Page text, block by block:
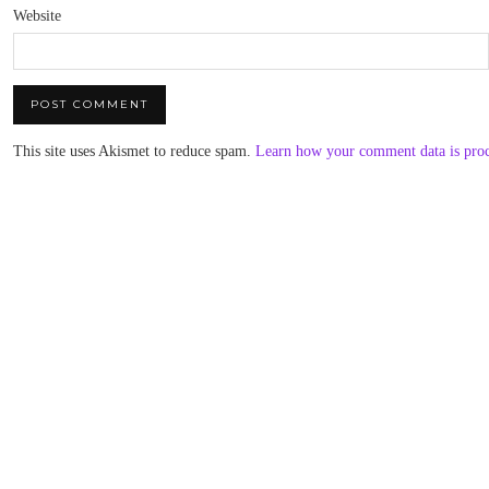
Website
This site uses Akismet to reduce spam. Learn how your comment data is